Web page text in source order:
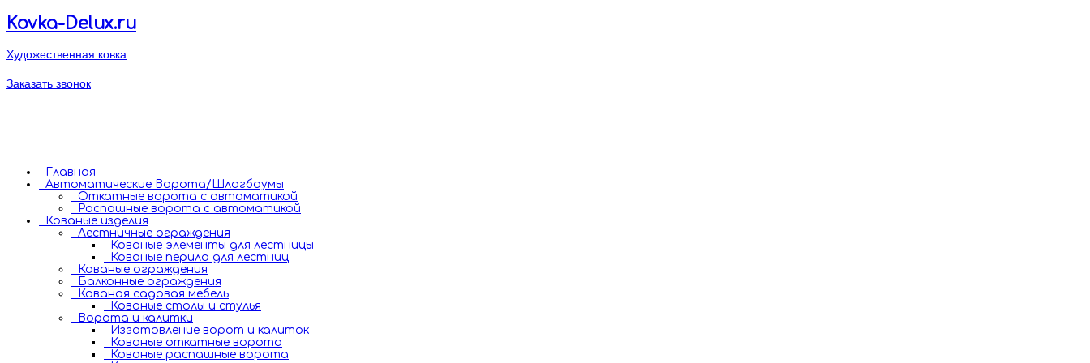
Kovka-Delux.ru
Художественная ковка
Заказать звонок
Главная
Автоматические Ворота/Шлагбаумы
Откатные ворота с автоматикой
Распашные ворота с автоматикой
Кованые изделия
Лестничные ограждения
Кованые элементы для лестницы
Кованые перила для лестниц
Кованые ограждения
Балконные ограждения
Кованая садовая мебель
Кованые столы и стулья
Ворота и калитки
Изготовление ворот и калиток
Кованые откатные ворота
Кованые распашные ворота